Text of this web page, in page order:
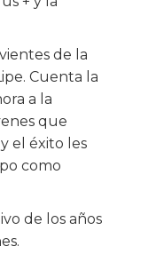
de la
Cuenta la
a la
que
el éxito les
como
de los años